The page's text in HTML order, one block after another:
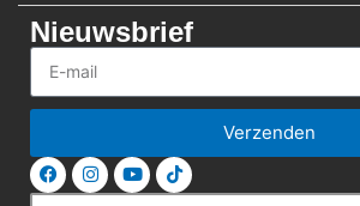
Nieuwsbrief
Verzenden